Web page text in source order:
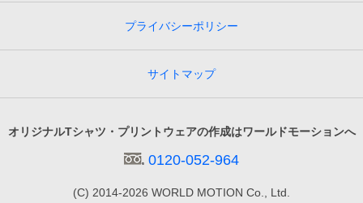
プライバシーポリシー
サイトマップ
オリジナルTシャツ・プリントウェアの作成はワールドモーションへ
0120-052-964
(C) 2014-2026 WORLD MOTION Co., Ltd.